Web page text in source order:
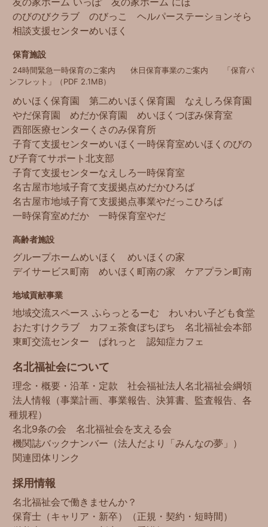
のびのびクラブ
のびっこ
ヘルパーステーションそら
相談支援センターめいほく
保育施設
24時間緊急一時保育のご案内 休日保育事業のご案内
「保育パ
ンフレット」（PDF 2.1MB）
めいほく保育園 第二めいほく保育園
なえしろ保育園
やだ保育園
めだか保育園
めいほくつぼみ保育室
西部医療センター くさのみ保育所
子育て支援センターめいほく 一時保育室めいほく のびの
び子育てサポート北支部
子育て支援センターなえしろ一時保育室
名古屋市地域子育て支援拠点めだかひろば
名古屋市地域子育て支援拠点事業やだっこひろば
一時保育室めだか
一時保育室やだ
高齢者施設
グループホームめいほく
めいほくの家
デイサービス町南
めいほく町南の家 ケアプラン町南
地域貢献事業
地域交流スペース ふらっとるーむ
わいわい子ども食堂
おたすけクラブ
カフェ茶食ぼちぼち
名北福祉会本部
東町交流センター
ぱれっと 認知症カフェ
名北福祉会について
理念・概要・沿革・定款
社会福祉法人名北福祉会綱領
法人情報（事業計画、事業報告、決算書、監査報告、各
種規程）
名北9条の会
名北福祉会を支える会
機関誌バックナンバー（法人だより「みんなの夢」）
関連団体リンク
採用情報
名北福祉会で働きませんか？
保育士（キャリア・新卒）（正規・契約・短時間）